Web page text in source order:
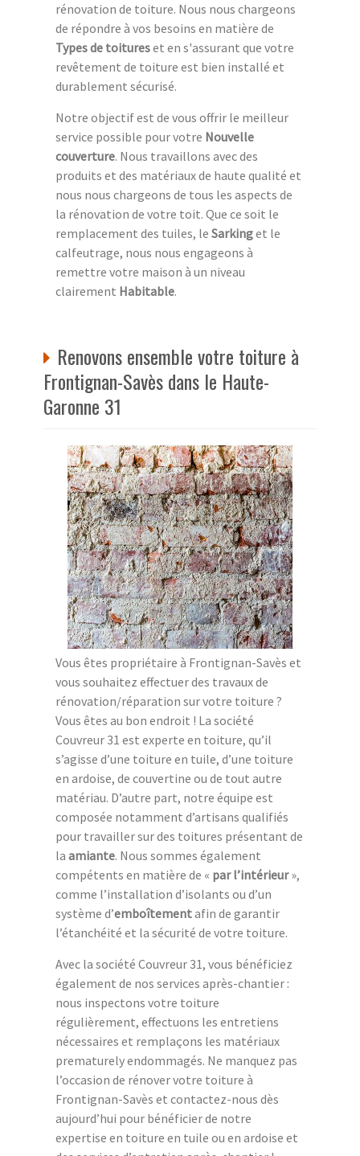
rénovation de toiture. Nous nous chargeons
de répondre à vos besoins en matière de
Types de toitureset en s'assurant que votre
revêtement de toiture est bien installé et
durablement sécurisé.
Notre objectif est de vous offrir le meilleur
service possible pour votre Nouvelle
couverture. Nous travaillons avec des
produits et des matériaux de haute qualité et
nous nous chargeons de tous les aspects de
la rénovation de votre toit. Que ce soit le
remplacement des tuiles, le Sarkinget le
calfeutrage, nous nous engageons à
remettre votre maison à un niveau
clairement Habitable.
Renovons ensemble votre toiture à
Frontignan-Savès dans le Haute-
Garonne 31
Vous êtes propriétaire à Frontignan-Savès et
vous souhaitez effectuer des travaux de
rénovation/réparation sur votre toiture ?
Vous êtes au bon endroit ! La société
Couvreur 31 est experte en toiture, qu’il
s’agisse d’une toiture en tuile, d’une toiture
en ardoise, de couvertine ou de tout autre
matériau. D’autre part, notre équipe est
composée notamment d’artisans qualifiés
pour travailler sur des toitures présentant de
la amiante. Nous sommes également
compétents en matière de « par l’intérieur»,
comme l’installation d’isolants ou d’un
système d’emboîtementafin de garantir
l’étanchéité et la sécurité de votre toiture.
Avec la société Couvreur 31, vous bénéficiez
également de nos services après-chantier :
nous inspectons votre toiture
régulièrement, effectuons les entretiens
nécessaires et remplaçons les matériaux
prematurely endommagés. Ne manquez pas
l’occasion de rénover votre toiture à
Frontignan-Savès et contactez-nous dès
aujourd’hui pour bénéficier de notre
expertise en toiture en tuile ou en ardoise et